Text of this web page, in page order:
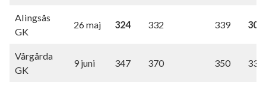
Alingsås
GK
26 maj 324 332 339 309
Vårgårda
GK
9 juni 347 370 350 338